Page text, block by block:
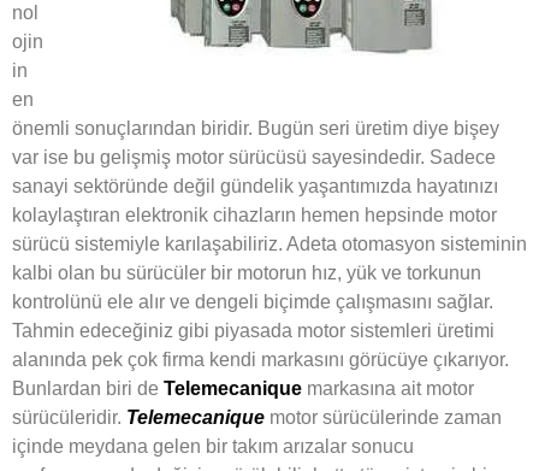
nol
ojin
in
en
önemli sonuçlarından biridir. Bugün seri üretim diye bişey
var ise bu gelişmiş motor sürücüsü sayesindedir. Sadece
sanayi sektöründe değil gündelik yaşantımızda hayatınızı
kolaylaştıran elektronik cihazların hemen hepsinde motor
sürücü sistemiyle karılaşabiliriz. Adeta otomasyon sisteminin
kalbi olan bu sürücüler bir motorun hız, yük ve torkunun
kontrolünü ele alır ve dengeli biçimde çalışmasını sağlar.
Tahmin edeceğiniz gibi piyasada motor sistemleri üretimi
alanında pek çok firma kendi markasını görücüye çıkarıyor.
Bunlardan biri de Telemecanique markasına ait motor
sürücüleridir. Telemecanique motor sürücülerinde zaman
içinde meydana gelen bir takım arızalar sonucu